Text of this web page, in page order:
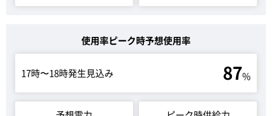
使用率ピーク時予想使用率
17時〜18時発生見込み 87%